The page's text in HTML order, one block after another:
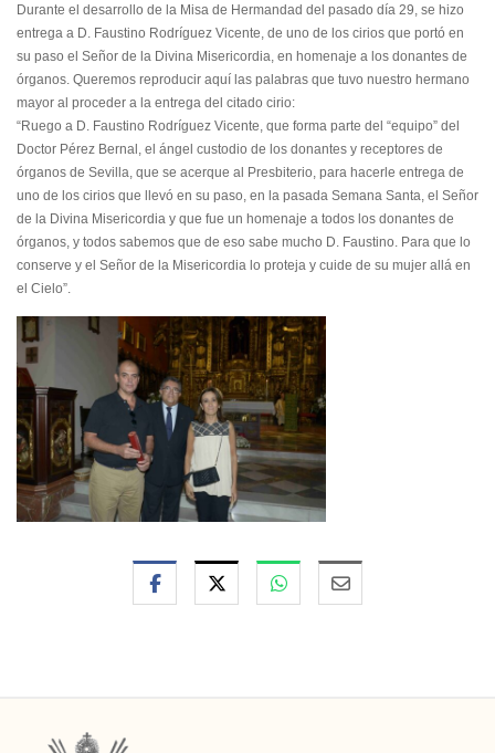
Durante el desarrollo de la Misa de Hermandad del pasado día 29, se hizo
entrega a D. Faustino Rodríguez Vicente, de uno de los cirios que portó en
su paso el Señor de la Divina Misericordia, en homenaje a los donantes de
órganos. Queremos reproducir aquí las palabras que tuvo nuestro hermano
mayor al proceder a la entrega del citado cirio:
“Ruego a D. Faustino Rodríguez Vicente, que forma parte del “equipo” del
Doctor Pérez Bernal, el ángel custodio de los donantes y receptores de
órganos de Sevilla, que se acerque al Presbiterio, para hacerle entrega de
uno de los cirios que llevó en su paso, en la pasada Semana Santa, el Señor
de la Divina Misericordia y que fue un homenaje a todos los donantes de
órganos, y todos sabemos que de eso sabe mucho D. Faustino. Para que lo
conserve y el Señor de la Misericordia lo proteja y cuide de su mujer allá en
el Cielo”.